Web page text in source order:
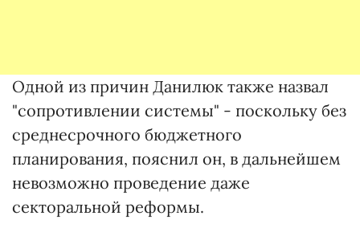
Одной из причин Данилюк также назвал
"сопротивлении системы" - поскольку без
среднесрочного бюджетного
планирования, пояснил он, в дальнейшем
невозможно проведение даже
секторальной реформы.